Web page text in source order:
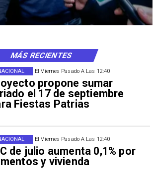
El Viernes Pasado A Las 12:40
propone sumar
el 17 de septiembre
Fiestas Patrias
El Viernes Pasado A Las 12:40
de julio aumenta 0,1% por
y vivienda
MÁS RECIENTES